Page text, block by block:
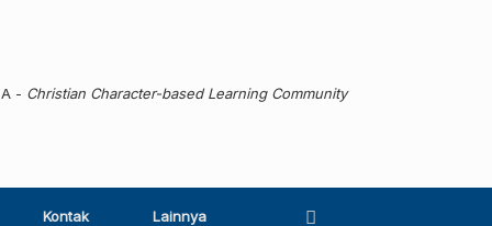
- Christian Character-based Learning Community
Kontak Lainnya